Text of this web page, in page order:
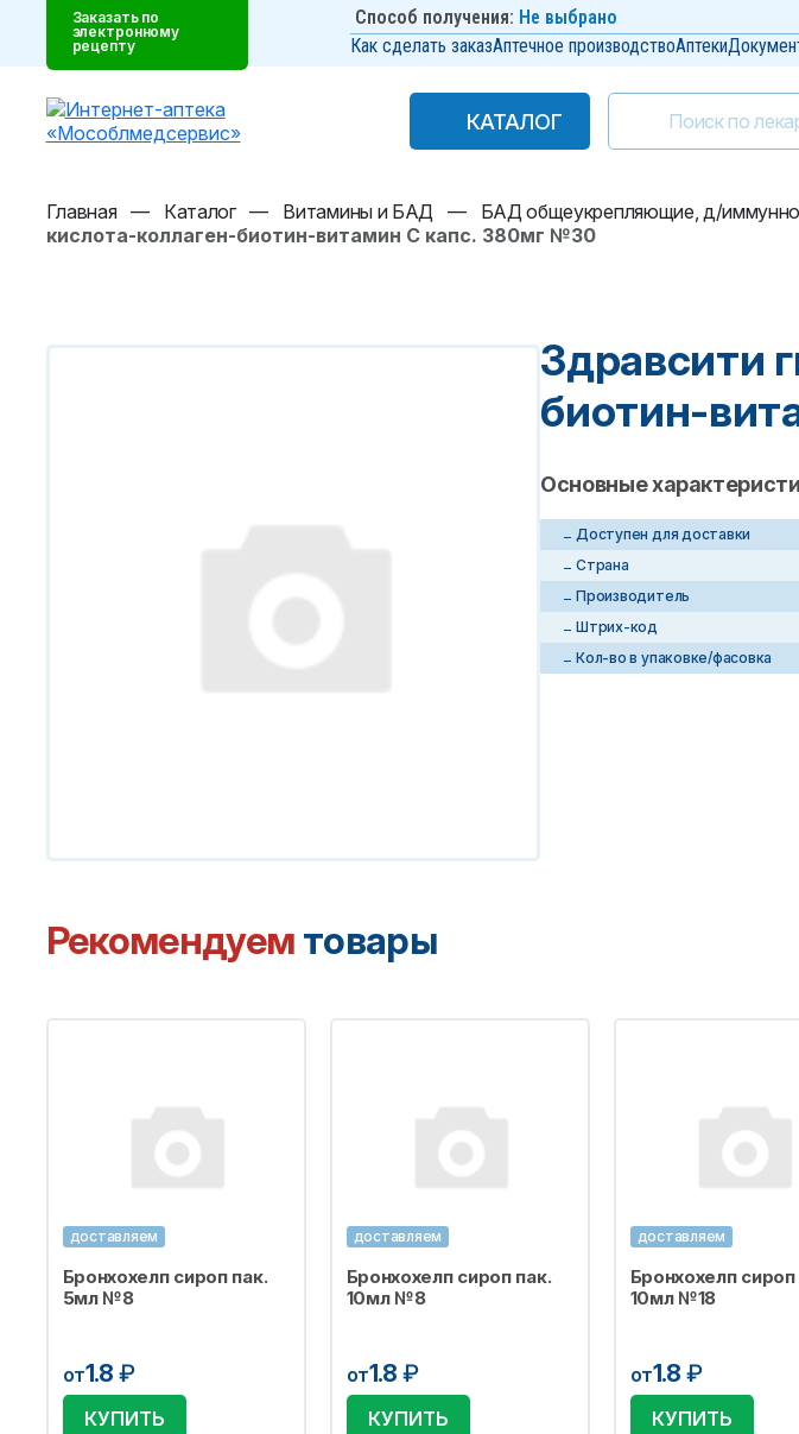
Заказать по
электронному
рецепту
Способ получения: Не выбрано
Как сделать заказАптечное производствоАптеки
КАТАЛОГ
КАТАЛОГ
Главная — Каталог — Витамины и БАД — БАД общеукрепляющие, д/
кислота-коллаген-биотин-витамин С капс. 380мг №30
Здравсити
биотин-
Основные
Доступен для доставки
Страна
Производитель
Штрих-код
Кол-во в упаковке/фасовка
Рекомендуем товары
доставляем
Бронхохелп сироп пак.
5мл №8
от1.8 ₽
КУПИТЬ
доставляем
Бронхохелп сироп пак.
10мл №8
от1.8 ₽
КУПИТЬ
доставляем
Бронхохелп сироп
10мл №18
от1.8 ₽
КУПИТЬ